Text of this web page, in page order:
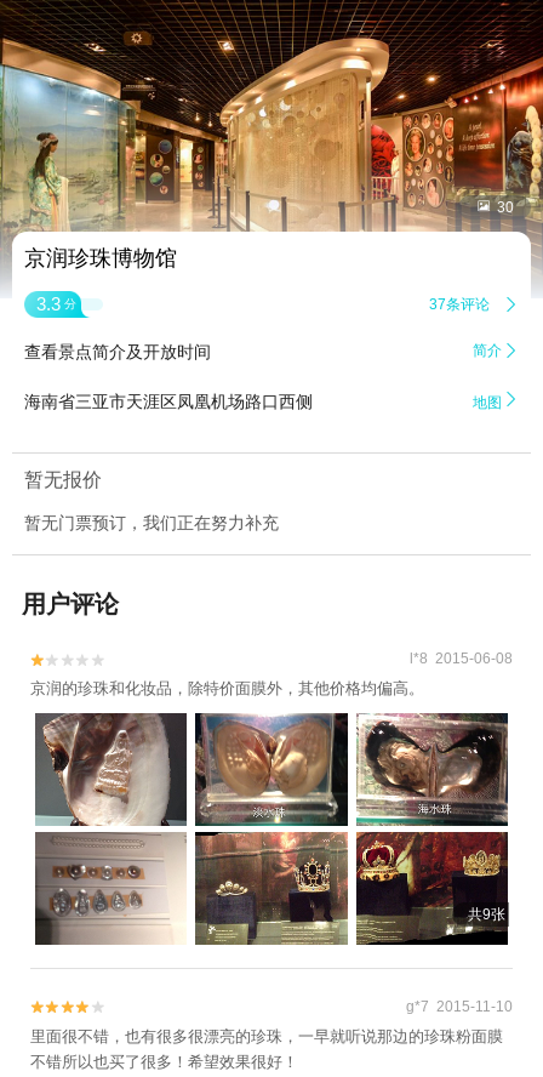
 30
京润珍珠博物馆
3.3 分 37条评论 
查看景点简介及开放时间 简介 
海南省三亚市天涯区凤凰机场路口西侧 地图 
暂无报价
暂无门票预订，我们正在努力补充
用户评论

 l*8 2015-06-08
京润的珍珠和化妆品，除特价面膜外，其他价格均偏高。
共9张

 g*7 2015-11-10
里面很不错，也有很多很漂亮的珍珠，一早就听说那边的珍珠粉面膜
不错所以也买了很多！希望效果很好！
